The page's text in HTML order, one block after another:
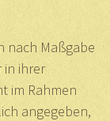
nach Maßgabe
in ihrer
im Rahmen
angegeben,